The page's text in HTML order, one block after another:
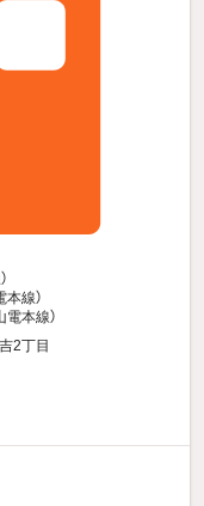
本線）
電本線）
2丁目